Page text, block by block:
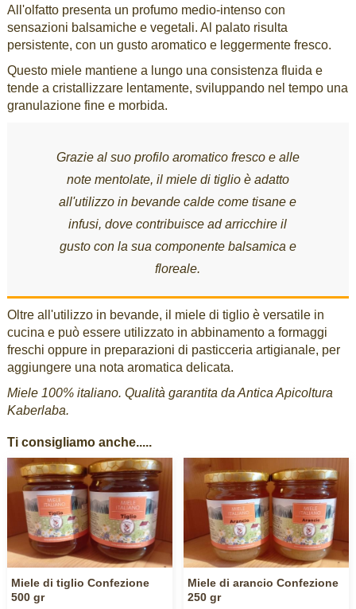
All'olfatto presenta un profumo medio-intenso con
sensazioni balsamiche e vegetali. Al palato risulta
persistente, con un gusto aromatico e leggermente fresco.
Questo miele mantiene a lungo una consistenza fluida e
tende a cristallizzare lentamente, sviluppando nel tempo una
granulazione fine e morbida.
Grazie al suo profilo aromatico fresco e alle
note mentolate, il miele di tiglio è adatto
all'utilizzo in bevande calde come tisane e
infusi, dove contribuisce ad arricchire il
gusto con la sua componente balsamica e
floreale.
Oltre all'utilizzo in bevande, il miele di tiglio è versatile in
cucina e può essere utilizzato in abbinamento a formaggi
freschi oppure in preparazioni di pasticceria artigianale, per
aggiungere una nota aromatica delicata.
Miele 100% italiano. Qualità garantita da Antica Apicoltura
Kaberlaba.
Ti consigliamo anche.....
Miele di tiglio Confezione
500 gr
Miele di arancio Confezione
250 gr